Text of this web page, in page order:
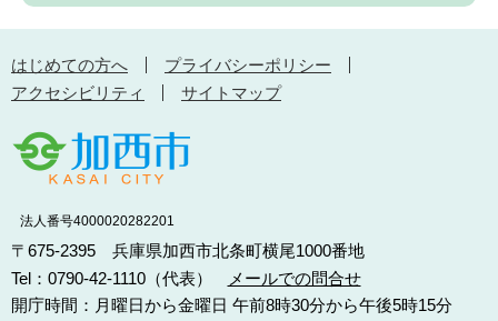
はじめての方へ
プライバシーポリシー
アクセシビリティ
サイトマップ
法人番号4000020282201
〒675-2395 兵庫県加西市北条町横尾1000番地
Tel：0790-42-1110（代表）
メールでの問合せ
開庁時間：月曜日から金曜日 午前8時30分から午後5時15分